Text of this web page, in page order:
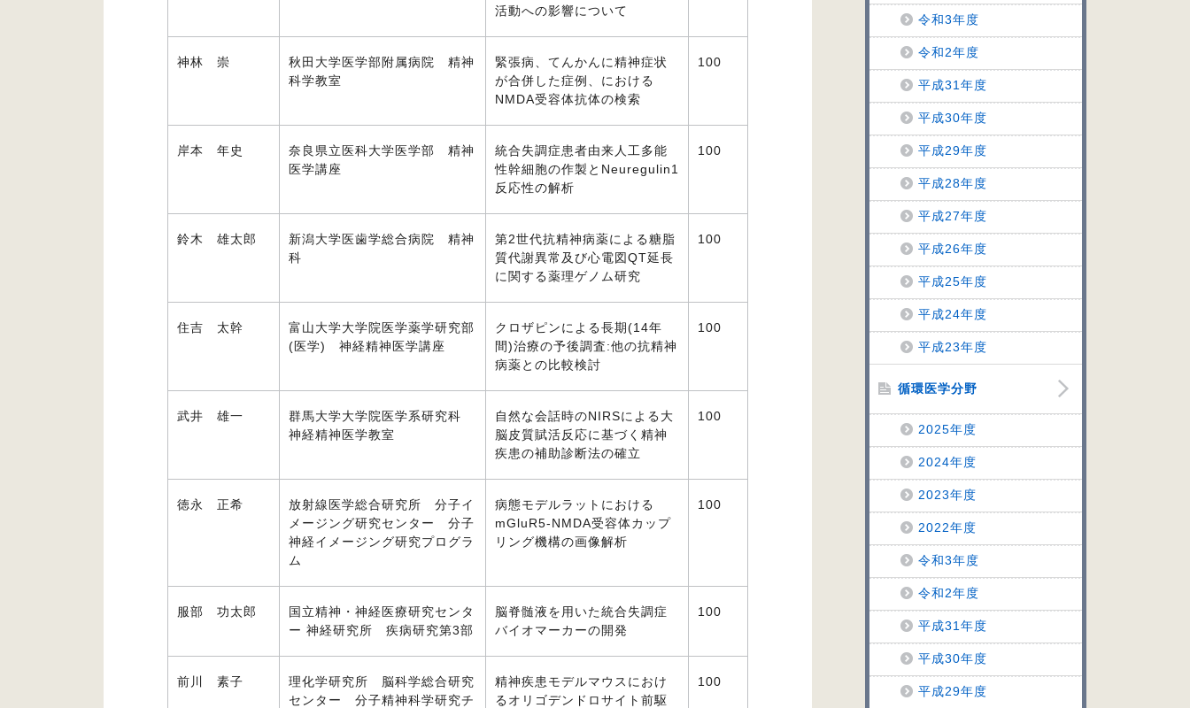
令和3年度
令和2年度
平成31年度
平成30年度
平成29年度
平成28年度
平成27年度
平成26年度
平成25年度
平成24年度
平成23年度
循環医学分野
2025年度
2024年度
2023年度
2022年度
令和3年度
令和2年度
平成31年度
平成30年度
平成29年度
活動への影響について
神林 崇
秋田大学医学部附属病院 精神
科学教室
緊張病、てんかんに精神症状
が合併した症例、における
NMDA受容体抗体の検索
100
岸本 年史
奈良県立医科大学医学部 精神
医学講座
統合失調症患者由来人工多能
性幹細胞の作製とNeuregulin1
反応性の解析
100
鈴木 雄太郎
新潟大学医歯学総合病院 精神
科
第2世代抗精神病薬による糖脂
質代謝異常及び心電図QT延長
に関する薬理ゲノム研究
100
住吉 太幹
富山大学大学院医学薬学研究部
(医学) 神経精神医学講座
クロザピンによる長期(14年
間)治療の予後調査:他の抗精神
病薬との比較検討
100
武井 雄一
群馬大学大学院医学系研究科
神経精神医学教室
自然な会話時のNIRSによる大
脳皮質賦活反応に基づく精神
疾患の補助診断法の確立
100
徳永 正希
放射線医学総合研究所 分子イ
メージング研究センター 分子
神経イメージング研究プログラ
ム
病態モデルラットにおける
mGluR5-NMDA受容体カップ
リング機構の画像解析
100
服部 功太郎
国立精神・神経医療研究センタ
ー 神経研究所 疾病研究第3部
脳脊髄液を用いた統合失調症
バイオマーカーの開発
100
前川 素子
理化学研究所 脳科学総合研究
センター 分子精神科学研究チ
精神疾患モデルマウスにおけ
るオリゴデンドロサイト前駆
100